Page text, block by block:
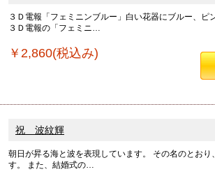
３Ｄ電報「フェミニンブルー」白い花器にブルー、ピ
３Ｄ電報の「フェミニ…
￥2,860(税込み)
祝 波紋輝
朝日が昇る海と波を表現しています。 その名のとお
す。 また、結婚式の…